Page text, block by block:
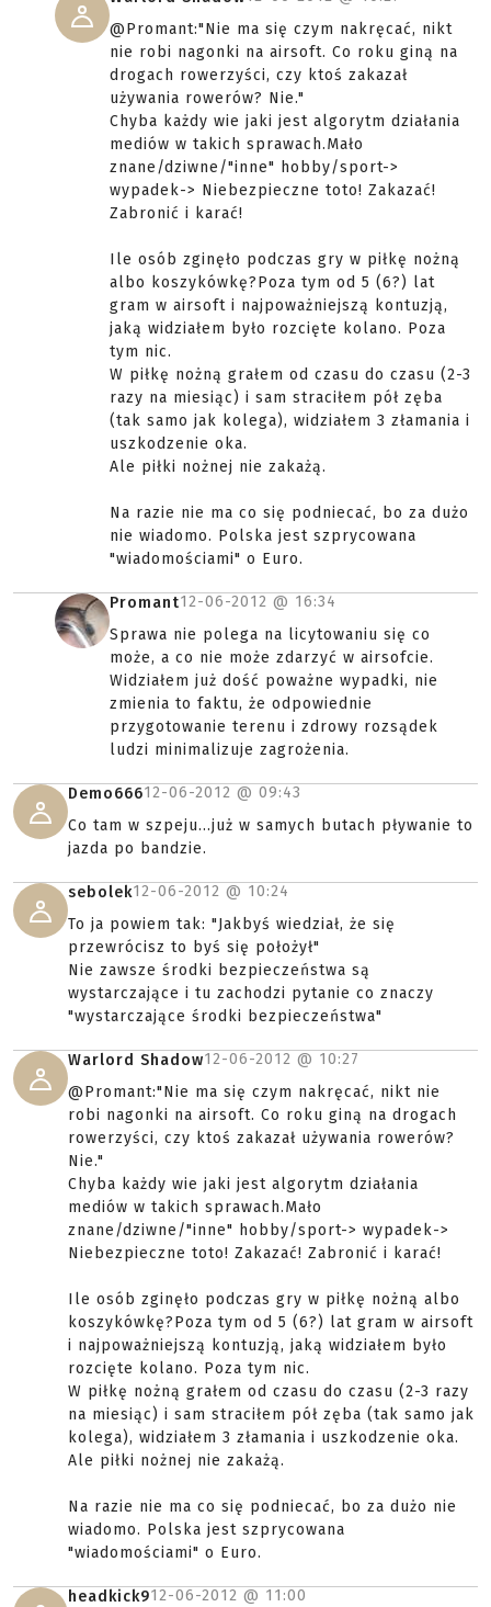
@Promant:"Nie ma się czym nakręcać, nikt
nie robi nagonki na airsoft. Co roku giną na
drogach rowerzyści, czy ktoś zakazał
używania rowerów? Nie."
Chyba każdy wie jaki jest algorytm działania
mediów w takich sprawach.Mało
znane/dziwne/"inne" hobby/sport->
wypadek-> Niebezpieczne toto! Zakazać!
Zabronić i karać!
Ile osób zginęło podczas gry w piłkę nożną
albo koszykówkę?Poza tym od 5 (6?) lat
gram w airsoft i najpoważniejszą kontuzją,
jaką widziałem było rozcięte kolano. Poza
tym nic.
W piłkę nożną grałem od czasu do czasu (2-3
razy na miesiąc) i sam straciłem pół zęba
(tak samo jak kolega), widziałem 3 złamania i
uszkodzenie oka.
Ale piłki nożnej nie zakażą.
Na razie nie ma co się podniecać, bo za dużo
nie wiadomo. Polska jest szprycowana
"wiadomościami" o Euro.
Promant12-06-2012 @ 16:34
Sprawa nie polega na licytowaniu się co
może, a co nie może zdarzyć w airsofcie.
Widziałem już dość poważne wypadki, nie
zmienia to faktu, że odpowiednie
przygotowanie terenu i zdrowy rozsądek
ludzi minimalizuje zagrożenia.
Demo66612-06-2012 @ 09:43
Co tam w szpeju...już w samych butach pływanie to
jazda po bandzie.
sebolek12-06-2012 @ 10:24
To ja powiem tak: "Jakbyś wiedział, że się
przewrócisz to byś się położył"
Nie zawsze środki bezpieczeństwa są
wystarczające i tu zachodzi pytanie co znaczy
"wystarczające środki bezpieczeństwa"
Warlord Shadow12-06-2012 @ 10:27
@Promant:"Nie ma się czym nakręcać, nikt nie
robi nagonki na airsoft. Co roku giną na drogach
rowerzyści, czy ktoś zakazał używania rowerów?
Nie."
Chyba każdy wie jaki jest algorytm działania
mediów w takich sprawach.Mało
znane/dziwne/"inne" hobby/sport-> wypadek->
Niebezpieczne toto! Zakazać! Zabronić i karać!
Ile osób zginęło podczas gry w piłkę nożną albo
koszykówkę?Poza tym od 5 (6?) lat gram w airsoft
i najpoważniejszą kontuzją, jaką widziałem było
rozcięte kolano. Poza tym nic.
W piłkę nożną grałem od czasu do czasu (2-3 razy
na miesiąc) i sam straciłem pół zęba (tak samo jak
kolega), widziałem 3 złamania i uszkodzenie oka.
Ale piłki nożnej nie zakażą.
Na razie nie ma co się podniecać, bo za dużo nie
wiadomo. Polska jest szprycowana
"wiadomościami" o Euro.
headkick912-06-2012 @ 11:00